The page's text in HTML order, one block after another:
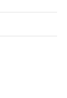
con cadenza